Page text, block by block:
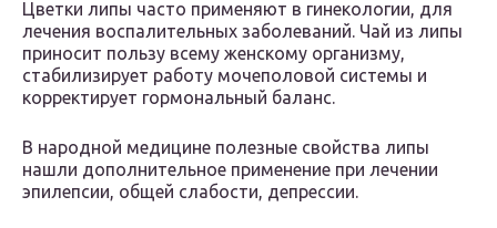
Цветки липы часто применяют в гинекологии, для
лечения воспалительных заболеваний. Чай из липы
приносит пользу всему женскому организму,
стабилизирует работу мочеполовой системы и
корректирует гормональный баланс.
В народной медицине полезные свойства липы
нашли дополнительное применение при лечении
эпилепсии, общей слабости, депрессии.